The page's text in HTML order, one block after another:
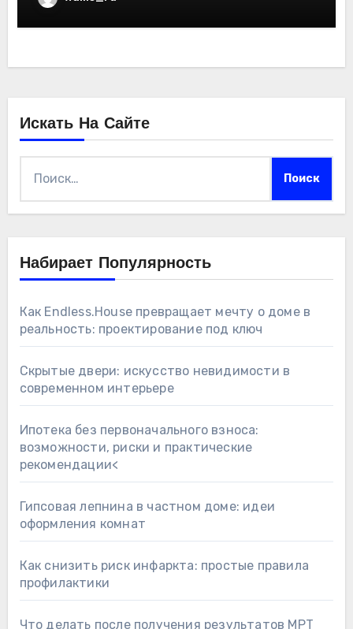
Искать На Сайте
Набирает Популярность
Как Endless.House превращает мечту о доме в
реальность: проектирование под ключ
Скрытые двери: искусство невидимости в
современном интерьере
Ипотека без первоначального взноса:
возможности, риски и практические
рекомендации<
Гипсовая лепнина в частном доме: идеи
оформления комнат
Как снизить риск инфаркта: простые правила
профилактики
Что делать после получения результатов МРТ